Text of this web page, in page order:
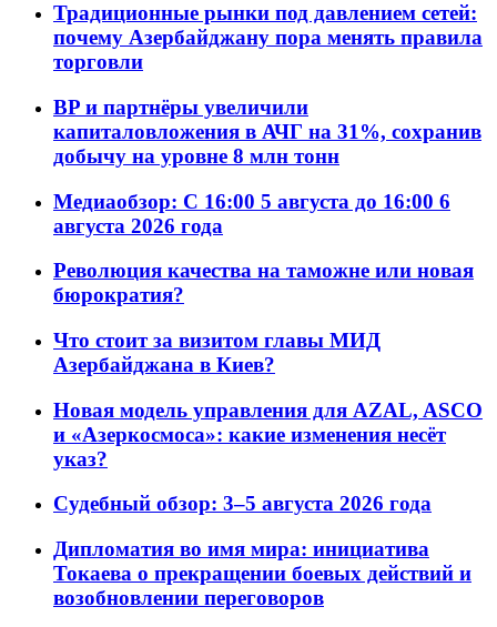
Традиционные рынки под давлением сетей:
почему Азербайджану пора менять правила
торговли
BP и партнёры увеличили
капиталовложения в АЧГ на 31%, сохранив
добычу на уровне 8 млн тонн
Медиаобзор: С 16:00 5 августа до 16:00 6
августа 2026 года
Революция качества на таможне или новая
бюрократия?
Что стоит за визитом главы МИД
Азербайджана в Киев?
Новая модель управления для AZAL, ASCO
и «Азеркосмоса»: какие изменения несёт
указ?
Судебный обзор: 3–5 августа 2026 года
Дипломатия во имя мира: инициатива
Токаева о прекращении боевых действий и
возобновлении переговоров